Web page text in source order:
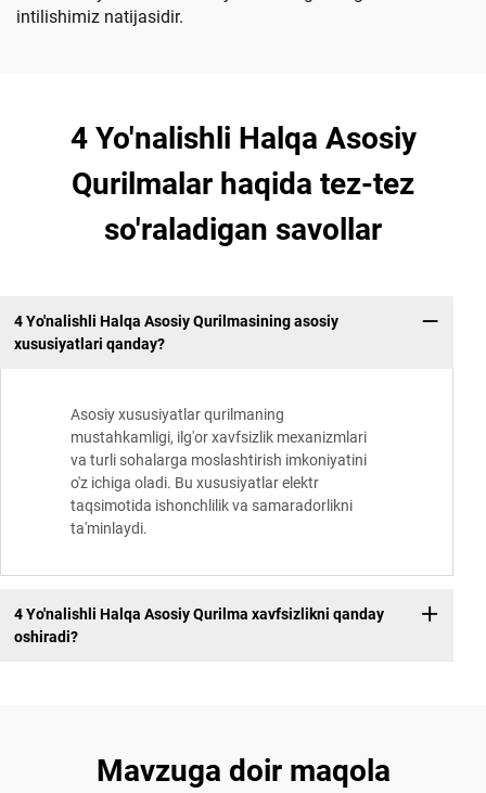
intilishimiz natijasidir.
4 Yo'nalishli Halqa Asosiy
Qurilmalar haqida tez-tez
so'raladigan savollar
4 Yo'nalishli Halqa Asosiy Qurilmasining asosiy
xususiyatlari qanday?
Asosiy xususiyatlar qurilmaning
mustahkamligi, ilg'or xavfsizlik mexanizmlari
va turli sohalarga moslashtirish imkoniyatini
o'z ichiga oladi. Bu xususiyatlar elektr
taqsimotida ishonchlilik va samaradorlikni
ta'minlaydi.
4 Yo'nalishli Halqa Asosiy Qurilma xavfsizlikni qanday
oshiradi?
Mavzuga doir maqola